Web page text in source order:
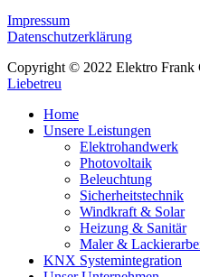
Impressum
Datenschutzerklärung
Copyright © 2022 Elektro Frank
Liebetreu
Home
Unsere Leistungen
Elektrohandwerk
Photovoltaik
Beleuchtung
Sicherheitstechnik
Windkraft & Solar
Heizung & Sanitär
Maler &
KNX Systemintegration